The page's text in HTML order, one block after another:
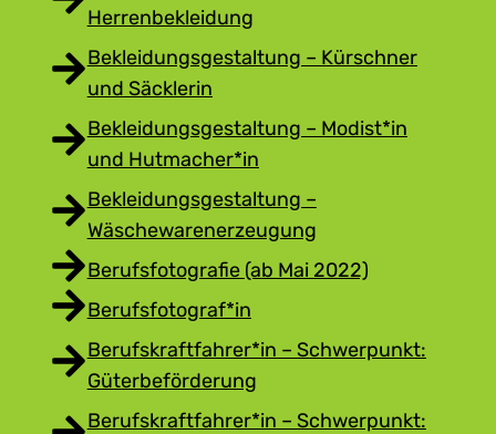
Herrenbekleidung
Bekleidungsgestaltung – Kürschner
und Säcklerin
Bekleidungsgestaltung – Modist*in
und Hutmacher*in
Bekleidungsgestaltung –
Wäschewarenerzeugung
Berufsfotografie (ab Mai 2022)
Berufsfotograf*in
Berufskraftfahrer*in – Schwerpunkt:
Güterbeförderung
Berufskraftfahrer*in – Schwerpunkt: